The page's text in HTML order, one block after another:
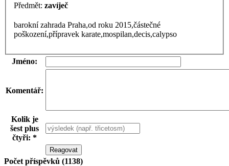
Předmět: zavíječ
barokní zahrada Praha,od roku 2015,částečné
poškození,přípravek karate,mospilan,decis,calypso
Jméno:
Komentář:
Kolik je
šest plus
čtyři: *
Počet příspěvků (1138)